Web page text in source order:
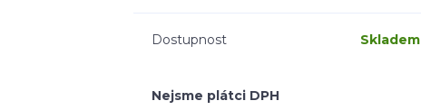
Dostupnost Skladem
Nejsme plátci DPH